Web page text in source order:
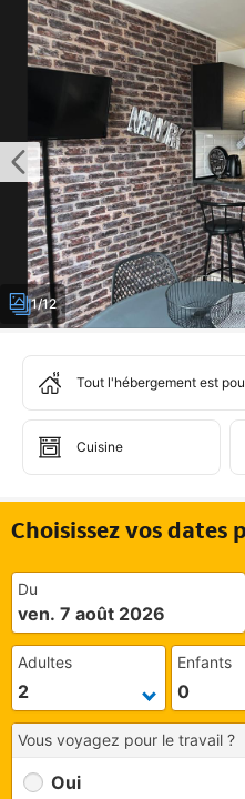
1/12
Tout l'hébergement est
Cuisine
Choisissez vos
Du
ven. 7 août 2026
Adultes Enfants
Vous voyagez pour le travail ?
Oui